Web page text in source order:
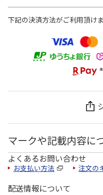
下記の決済方法がご利用頂けま
マークや記載内容に
よくあるお問い合わせ
お支払い方法 注文の
配送情報について